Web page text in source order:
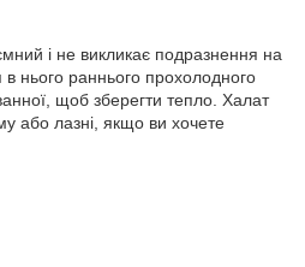
і не викликає подразнення на
в нього раннього прохолодного
щоб зберегти тепло. Халат
або лазні, якщо ви хочете